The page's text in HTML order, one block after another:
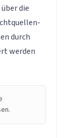
die
durch
werden